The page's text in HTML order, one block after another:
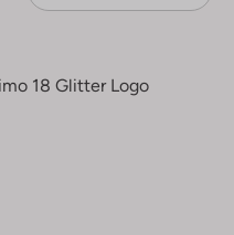
18 Glitter Logo